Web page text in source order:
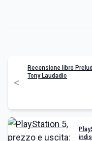
<
Recensione libro
Tony Laudadio